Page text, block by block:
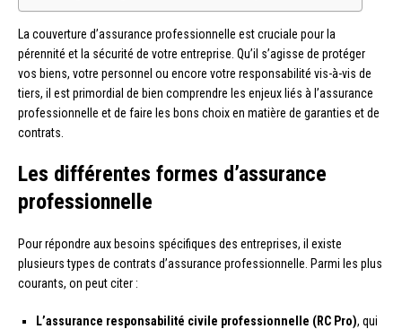
La couverture d’assurance professionnelle est cruciale pour la
pérennité et la sécurité de votre entreprise. Qu’il s’agisse de protéger
vos biens, votre personnel ou encore votre responsabilité vis-à-vis de
tiers, il est primordial de bien comprendre les enjeux liés à l’assurance
professionnelle et de faire les bons choix en matière de garanties et de
contrats.
Les différentes formes d’assurance
professionnelle
Pour répondre aux besoins spécifiques des entreprises, il existe
plusieurs types de contrats d’assurance professionnelle. Parmi les plus
courants, on peut citer :
L’assurance responsabilité civile professionnelle (RC Pro), qui